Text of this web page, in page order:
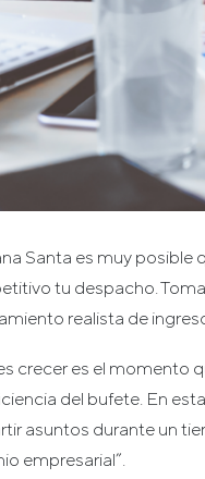
Santa es muy
tu despacho.
realista de
crecer es el
del bufete. En
asuntos durante un
empresarial”.